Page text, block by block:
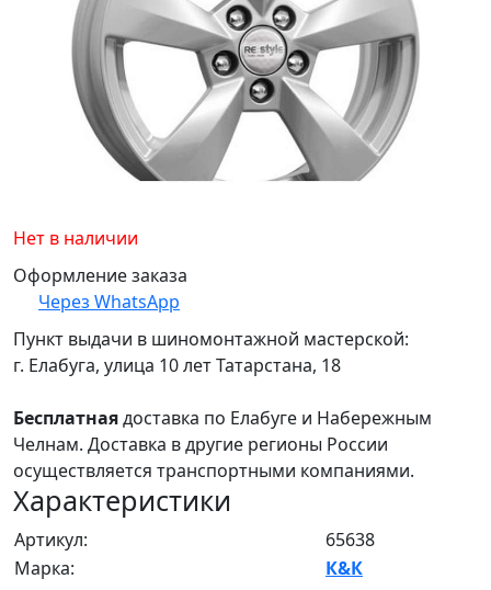
Нет в наличии
Оформление заказа
Через WhatsApp
Пункт выдачи в шиномонтажной мастерской:
г. Елабуга, улица 10 лет Татарстана, 18
Бесплатнаядоставка по Елабуге и Набережным
Челнам. Доставка в другие регионы России
осуществляется транспортными компаниями.
Характеристики
Артикул:
65638
Марка:
К&К